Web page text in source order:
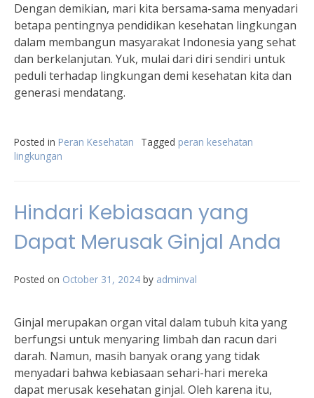
Dengan demikian, mari kita bersama-sama menyadari
betapa pentingnya pendidikan kesehatan lingkungan
dalam membangun masyarakat Indonesia yang sehat
dan berkelanjutan. Yuk, mulai dari diri sendiri untuk
peduli terhadap lingkungan demi kesehatan kita dan
generasi mendatang.
Posted in Peran Kesehatan Tagged peran kesehatan
lingkungan
Hindari Kebiasaan yang
Dapat Merusak Ginjal Anda
Posted on October 31, 2024 by adminval
Ginjal merupakan organ vital dalam tubuh kita yang
berfungsi untuk menyaring limbah dan racun dari
darah. Namun, masih banyak orang yang tidak
menyadari bahwa kebiasaan sehari-hari mereka
dapat merusak kesehatan ginjal. Oleh karena itu,